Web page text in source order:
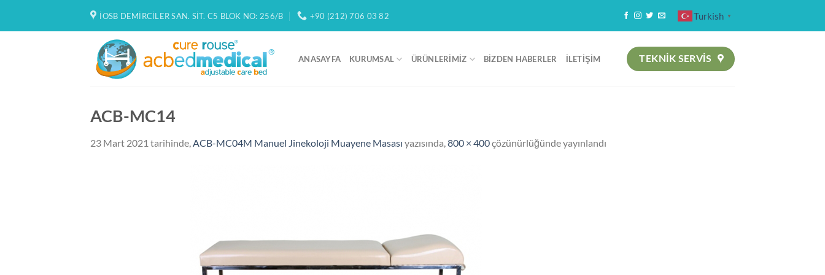
İOSB DEMIRCILER SAN. SIT. C5 BLOK NO: 256/B +90 (212) 706 03 82 Turkish ▼
ANASAYFA KURUMSAL ÜRÜNLERIMIZ BIZDEN HABERLER İLETIŞIM TEKNIK SERVİS
ACB-MC14
23 Mart 2021 tarihinde, ACB-MC04M Manuel Jinekoloji Muayene Masası yazısında, 800 × 400çözünürlüğünde yayınlandı